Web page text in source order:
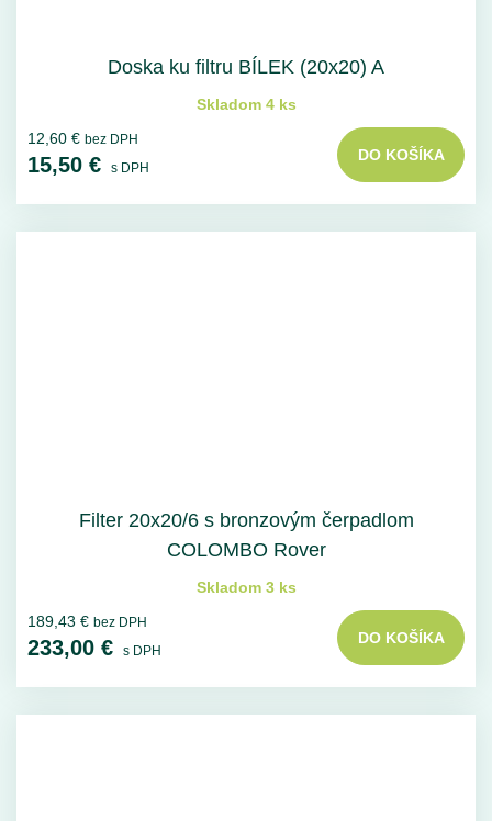
Doska ku filtru BÍLEK (20x20) A
Skladom 4 ks
12,60 € bez DPH
15,50 € s DPH
DO KOŠÍKA
Filter 20x20/6 s bronzovým čerpadlom
COLOMBO Rover
Skladom 3 ks
189,43 € bez DPH
233,00 € s DPH
DO KOŠÍKA